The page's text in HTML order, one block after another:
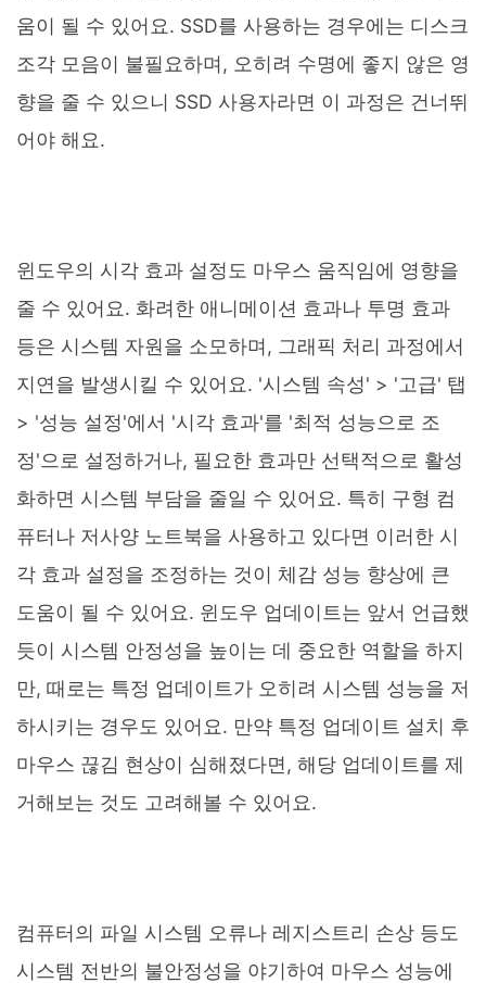
움이 될 수 있어요. SSD를 사용하는 경우에는 디스크
조각 모음이 불필요하며, 오히려 수명에 좋지 않은 영
향을 줄 수 있으니 SSD 사용자라면 이 과정은 건너뛰
어야 해요.
윈도우의 시각 효과 설정도 마우스 움직임에 영향을
줄 수 있어요. 화려한 애니메이션 효과나 투명 효과
등은 시스템 자원을 소모하며, 그래픽 처리 과정에서
지연을 발생시킬 수 있어요. '시스템 속성' > '고급' 탭
> '성능 설정'에서 '시각 효과'를 '최적 성능으로 조
정'으로 설정하거나, 필요한 효과만 선택적으로 활성
화하면 시스템 부담을 줄일 수 있어요. 특히 구형 컴
퓨터나 저사양 노트북을 사용하고 있다면 이러한 시
각 효과 설정을 조정하는 것이 체감 성능 향상에 큰
도움이 될 수 있어요. 윈도우 업데이트는 앞서 언급했
듯이 시스템 안정성을 높이는 데 중요한 역할을 하지
만, 때로는 특정 업데이트가 오히려 시스템 성능을 저
하시키는 경우도 있어요. 만약 특정 업데이트 설치 후
마우스 끊김 현상이 심해졌다면, 해당 업데이트를 제
거해보는 것도 고려해볼 수 있어요.
컴퓨터의 파일 시스템 오류나 레지스트리 손상 등도
시스템 전반의 불안정성을 야기하여 마우스 성능에